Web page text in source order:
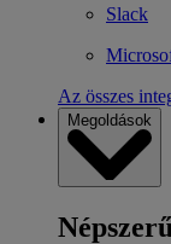
Slack
Az összes
Megoldások